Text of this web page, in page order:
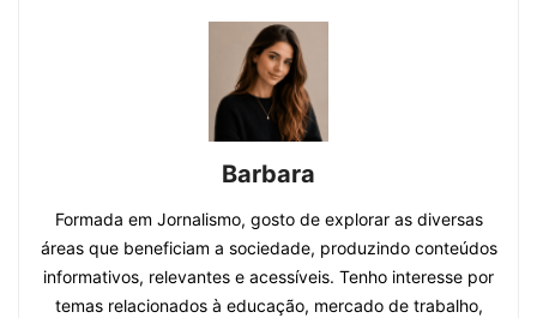
Barbara
Formada em Jornalismo, gosto de explorar as diversas
áreas que beneficiam a sociedade, produzindo conteúdos
informativos, relevantes e acessíveis. Tenho interesse por
temas relacionados à educação, mercado de trabalho,